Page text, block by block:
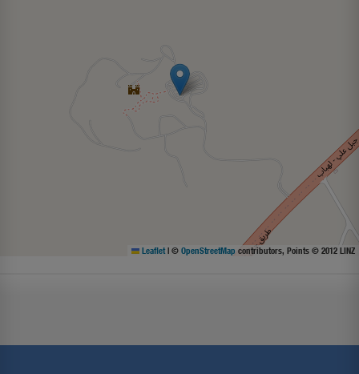
Leaflet | © OpenStreetMap contributors, Points © 2012 LINZ